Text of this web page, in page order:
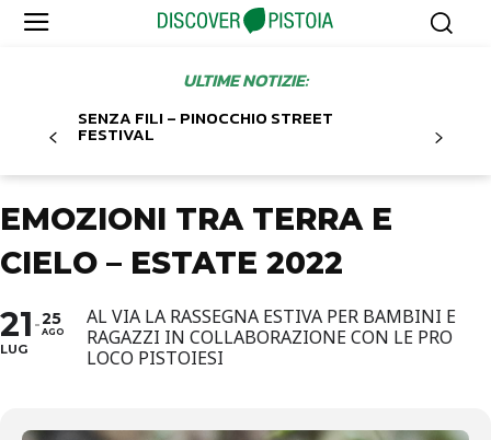
ULTIME NOTIZIE:
SENZA FILI – PINOCCHIO STREET
FESTIVAL
EMOZIONI TRA TERRA E
CIELO – ESTATE 2022
21
LUG
25
AGO
AL VIA LA RASSEGNA ESTIVA PER BAMBINI E
RAGAZZI IN COLLABORAZIONE CON LE PRO
LOCO PISTOIESI